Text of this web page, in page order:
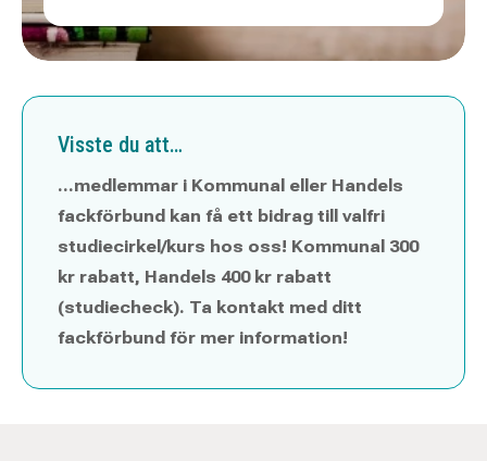
Visste du att…
…medlemmar i Kommunal eller Handels
fackförbund kan få ett bidrag till valfri
studiecirkel/kurs hos oss! Kommunal 300
kr rabatt, Handels 400 kr rabatt
(studiecheck). Ta kontakt med ditt
fackförbund för mer information!